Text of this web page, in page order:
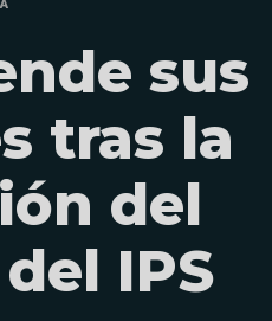
sus
tras la
del
IPS